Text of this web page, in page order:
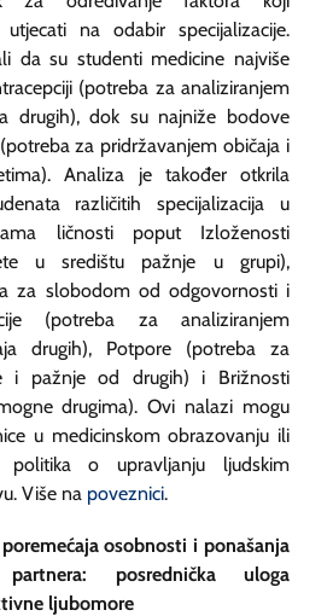
na odabir specijalizacije.
da su studenti medicine najviše
(potreba za analiziranjem
drugih), dok su najniže bodove
za pridržavanjem običaja i
Analiza je također otkrila
različitih specijalizacija u
ličnosti poput Izloženosti
u središtu pažnje u grupi),
za slobodom od odgovornosti i
(potreba za analiziranjem
drugih), Potpore (potreba za
i pažnje od drugih) i Brižnosti
drugima). Ovi nalazi mogu
u medicinskom obrazovanju ili
politika o upravljanju ljudskim
Više na poveznici.
osobnosti i ponašanja
posrednička uloga
ljubomore